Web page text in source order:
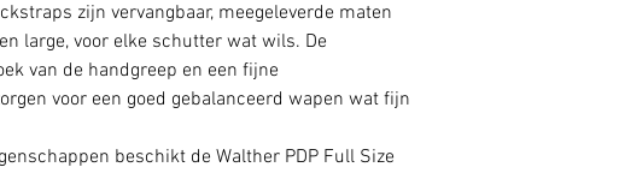
zijn vervangbaar, meegeleverde maten
large, voor elke schutter wat wils. De
van de handgreep en een fijne
voor een goed gebalanceerd wapen wat fijn
beschikt de Walther PDP Full Size